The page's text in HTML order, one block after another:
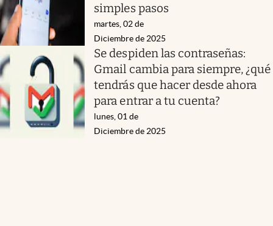
simples pasos
martes, 02 de
Diciembre de 2025
Se despiden las contraseñas:
Gmail cambia para siempre, ¿qué
tendrás que hacer desde ahora
para entrar a tu cuenta?
lunes, 01 de
Diciembre de 2025